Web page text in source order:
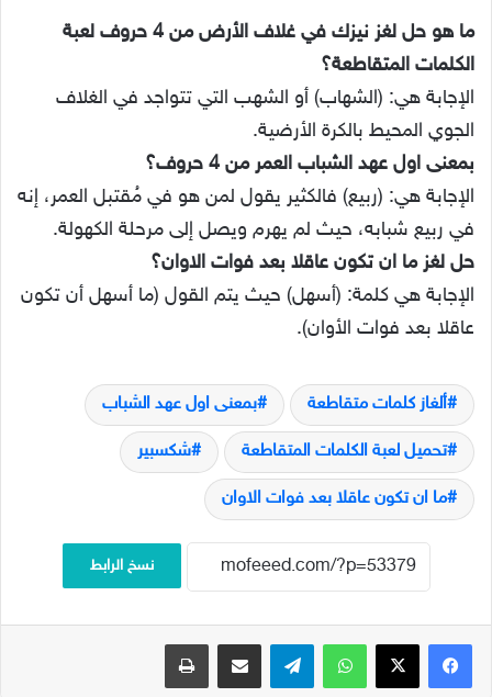
ما هو حل لغز نيزك في غلاف الأرض من 4 حروف لعبة
الكلمات المتقاطعة؟
الإجابة هي: (الشهاب) أو الشهب التي تتواجد في الغلاف
الجوي المحيط بالكرة الأرضية.
بمعنى اول عهد الشباب العمر من 4 حروف؟
الإجابة هي: (ربيع) فالكثير يقول لمن هو في مُقتبل العمر، إنه
في ربيع شبابه، حيث لم يهرم ويصل إلى مرحلة الكهولة.
حل لغز ما ان تكون عاقلا بعد فوات الاوان؟
الإجابة هي كلمة: (أسهل) حيث يتم القول (ما أسهل أن تكون
عاقلا بعد فوات الأوان).
ألغاز كلمات متقاطعة بمعنى اول عهد الشباب
تحميل لعبة الكلمات المتقاطعة شكسبير
ما ان تكون عاقلا بعد فوات الاوان
نسخ الرابط
فيسبوك‫X واتساب تيلقرام مشاركة عبر البريد طباعة